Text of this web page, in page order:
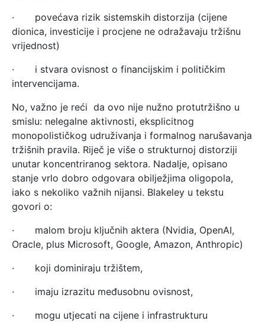
· povećava rizik sistemskih distorzija (cijene
dionica, investicije i procjene ne odražavaju tržišnu
vrijednost)
· i stvara ovisnost o financijskim i političkim
intervencijama.
No, važno je reći da ovo nije nužno protutržišno u
smislu: nelegalne aktivnosti, eksplicitnog
monopolističkog udruživanja i formalnog narušavanja
tržišnih pravila. Riječ je više o strukturnoj distorziji
unutar koncentriranog sektora. Nadalje, opisano
stanje vrlo dobro odgovara obilježjima oligopola,
iako s nekoliko važnih nijansi. Blakeley u tekstu
govori o:
· malom broju ključnih aktera (Nvidia, OpenAI,
Oracle, plus Microsoft, Google, Amazon, Anthropic)
· koji dominiraju tržištem,
· imaju izrazitu međusobnu ovisnost,
· mogu utjecati na cijene i infrastrukturu